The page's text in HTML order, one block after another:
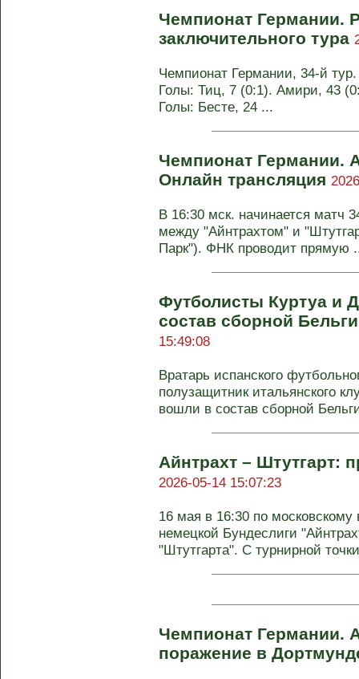
Чемпионат Германии.
заключительного тура
Чемпионат Германии, 34-й
Голы: Тиц, 7 (0:1). Амири, 43
Голы: Бесте, 24 ...
Чемпионат Германии.
Онлайн трансляция
В 16:30 мск. начинается матч
между "Айнтрахтом" и
Парк"). ФНК проводит прямую
Футболисты Куртуа и
состав сборной
15:49:08
Вратарь испанского
полузащитник итальянского
вошли в состав сборной
Айнтрахт – Штутгарт:
2026-05-14 15:07:23
16 мая в 16:30 по московскому
немецкой Бундеслиги
"Штутгарта". С турнирной
Чемпионат Германии.
поражение в